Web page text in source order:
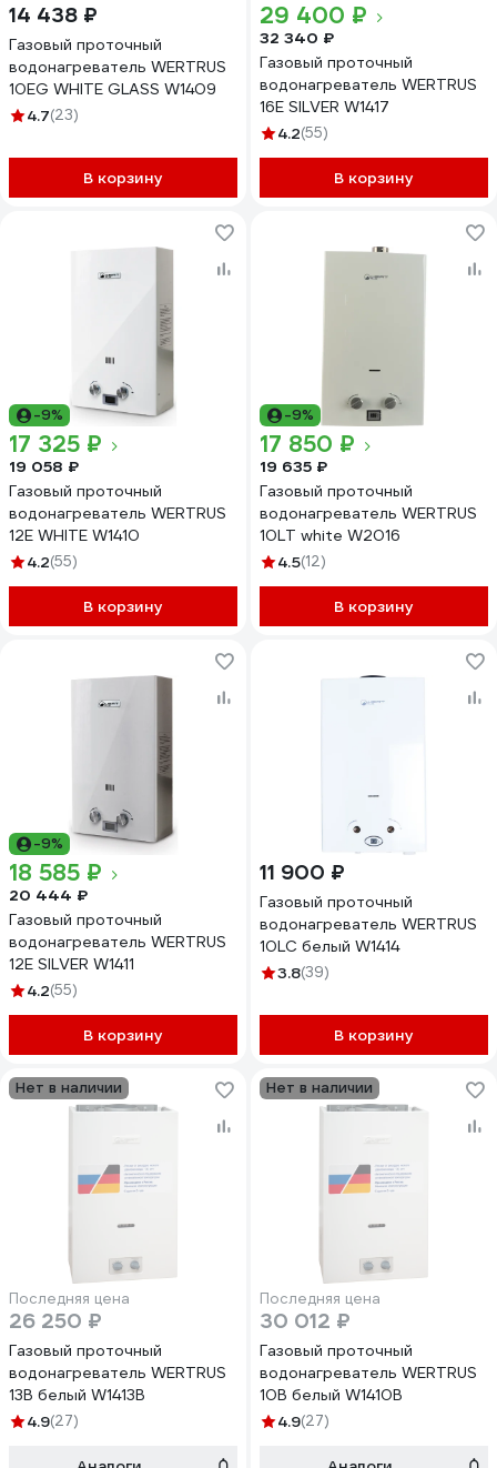
14 438 ₽
Газовый проточный
водонагреватель WERTRUS
10EG WHITE GLASS W1409
4.7(23)
В корзину
29 400 ₽
32 340 ₽
Газовый проточный
водонагреватель WERTRUS
16E SILVER W1417
4.2(55)
В корзину
-9%
17 325 ₽
19 058 ₽
Газовый проточный
водонагреватель WERTRUS
12E WHITE W1410
4.2(55)
В корзину
-9%
17 850 ₽
19 635 ₽
Газовый проточный
водонагреватель WERTRUS
10LT white W2016
4.5(12)
В корзину
-9%
18 585 ₽
20 444 ₽
Газовый проточный
водонагреватель WERTRUS
12E SILVER W1411
4.2(55)
В корзину
11 900 ₽
Газовый проточный
водонагреватель WERTRUS
10LC белый W1414
3.8(39)
В корзину
Нет в наличии
Последняя цена
26 250 ₽
Газовый проточный
водонагреватель WERTRUS
13B белый W1413B
4.9(27)
Нет в наличии
Последняя цена
30 012 ₽
Газовый проточный
водонагреватель WERTRUS
10B белый W1410B
4.9(27)